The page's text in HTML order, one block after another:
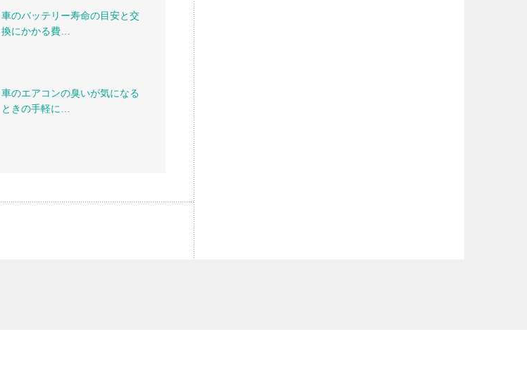
車のバッテリー寿命の目安と交
換にかかる費…
車のエアコンの臭いが気になる
ときの手軽に…